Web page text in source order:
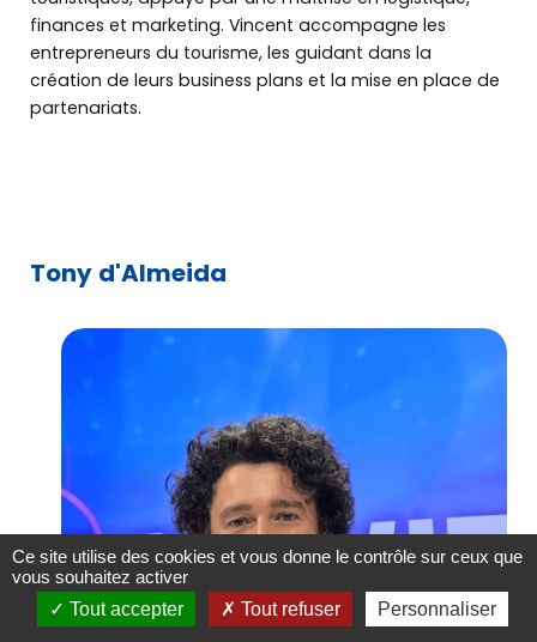
finances et marketing. Vincent accompagne les
entrepreneurs du tourisme, les guidant dans la
création de leurs business plans et la mise en place de
partenariats.
Tony d'Almeida
Ce site utilise des cookies et vous donne le contrôle sur ceux que
vous souhaitez activer
Tout accepter
Tout refuser Personnaliser